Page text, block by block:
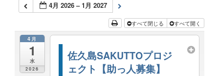
4月 2026 – 1月 2027
すべて閉じる すべて開く
4月
1
水
2026
佐久島SAKUTTOプロジ
ェクト【助っ人募集】